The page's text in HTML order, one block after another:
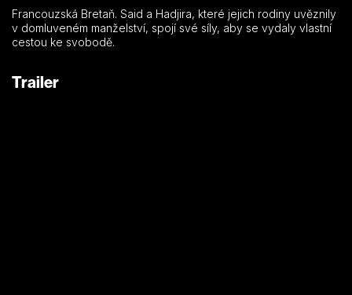
Francouzská Bretaň. Said a Hadjira, které jejich rodiny uvěznily
v domluveném manželství, spojí své síly, aby se vydaly vlastní
cestou ke svobodě.
Trailer